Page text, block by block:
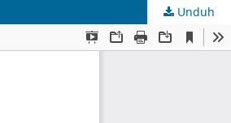
Unduh